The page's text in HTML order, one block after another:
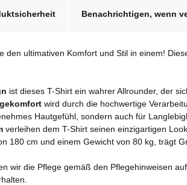
Benachrichtigen, wenn
den ultimativen Komfort und Stil in einem!
ist dieses T-Shirt ein wahrer Allrounder, der
wird durch die hochwertige
Hautgefühl, sondern auch für
verleihen dem T-Shirt seinen einzigartigen
180 cm und einem Gewicht von 80 kg, trägt
wir die Pflege gemäß den Pflegehinweisen